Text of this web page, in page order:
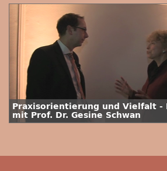
Praxisorientierung und Vielfalt -
mit Prof. Dr. Gesine Schwan